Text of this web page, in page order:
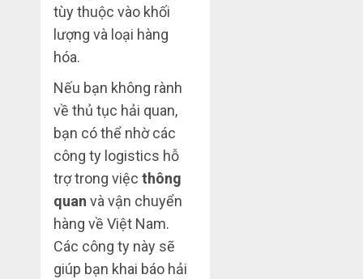
tùy thuộc vào khối
lượng và loại hàng
hóa.
Nếu bạn không rành
về thủ tục hải quan,
bạn có thể nhờ các
công ty logistics hỗ
trợ trong việc thông
quan và vận chuyển
hàng về Việt Nam.
Các công ty này sẽ
giúp bạn khai báo hải